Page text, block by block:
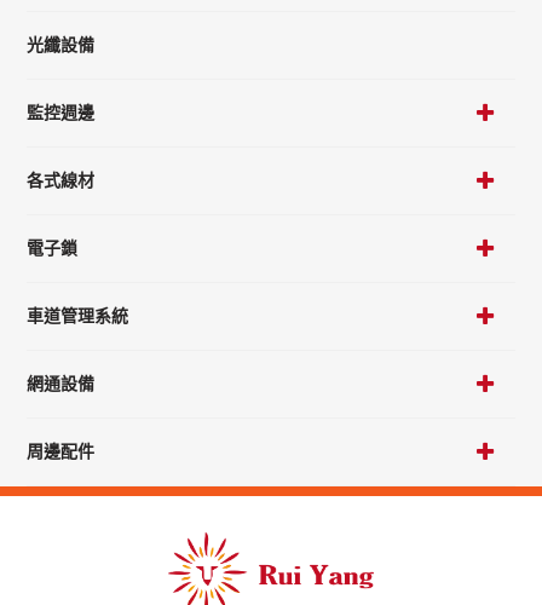
光纖設備
監控週邊
各式線材
電子鎖
車道管理系統
網通設備
周邊配件